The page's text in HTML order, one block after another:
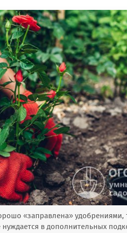
«заправлена»
нуждается в дополнительных